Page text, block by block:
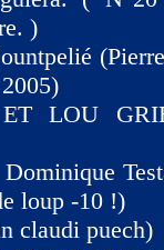
)
LOU
loup -10 !)
claudi puech)